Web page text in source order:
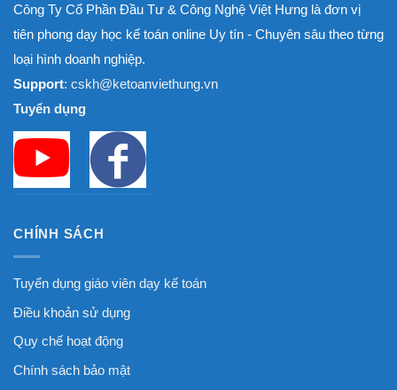
Công Ty Cổ Phần Đầu Tư & Công Nghệ Việt Hưng là đơn vị
tiên phong dạy học kế toán online Uy tín - Chuyên sâu theo từng
loại hình doanh nghiệp.
Support: cskh@ketoanviethung.vn
Tuyển dụng
CHÍNH SÁCH
Tuyển dụng giáo viên dạy kế toán
Điều khoản sử dụng
Quy chế hoạt động
Chính sách bảo mật